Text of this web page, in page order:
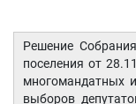
Решение
поселения от
многомандатных
выборов